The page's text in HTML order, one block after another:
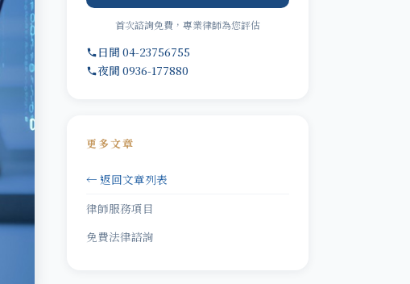
首次諮詢免費，專業律師為您評估
日間 04-23756755
夜間 0936-177880
更多文章
← 返回文章列表
律師服務項目
免費法律諮詢